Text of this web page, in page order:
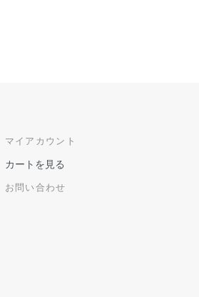
マイアカウント
カートを見る
お問い合わせ